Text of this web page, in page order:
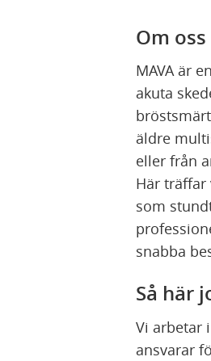
Om oss
MAVA är
akuta
äldre
eller från
Här träffar
som
snabba
Så här
Vi arbetar
ansvarar